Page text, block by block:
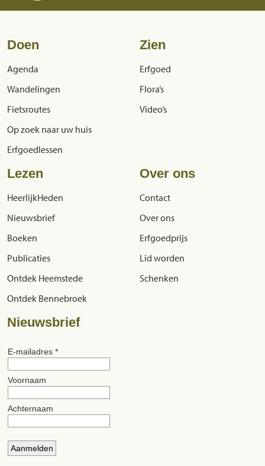
Doen
Agenda
Wandelingen
Fietsroutes
Op zoek naar uw huis
Erfgoedlessen
Zien
Erfgoed
Flora’s
Video’s
Lezen
HeerlijkHeden
Nieuwsbrief
Boeken
Publicaties
Ontdek Heemstede
Ontdek Bennebroek
Over ons
Contact
Over ons
Erfgoedprijs
Lid worden
Schenken
Nieuwsbrief